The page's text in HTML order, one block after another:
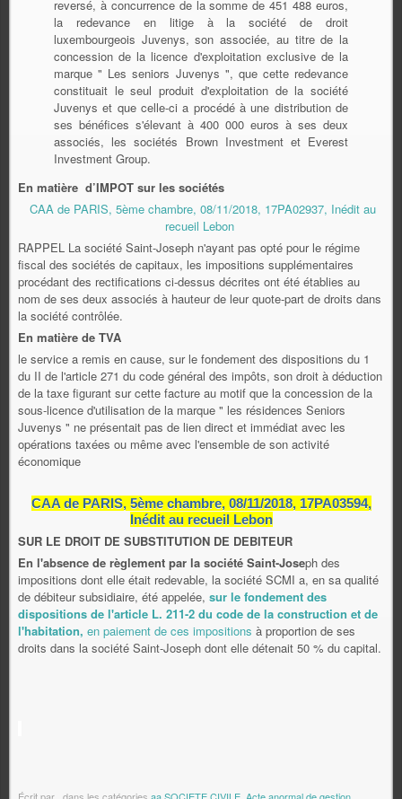
reversé, à concurrence de la somme de 451 488 euros,
la redevance en litige à la société de droit
luxembourgeois Juvenys, son associée, au titre de la
concession de la licence d'exploitation exclusive de la
marque " Les seniors Juvenys ", que cette redevance
constituait le seul produit d'exploitation de la société
Juvenys et que celle-ci a procédé à une distribution de
ses bénéfices s'élevant à 400 000 euros à ses deux
associés, les sociétés Brown Investment et Everest
Investment Group.
En matière d’IMPOT sur les sociétés
CAA de PARIS, 5ème chambre, 08/11/2018, 17PA02937, Inédit au
recueil Lebon
RAPPEL La société Saint-Joseph n'ayant pas opté pour le régime
fiscal des sociétés de capitaux, les impositions supplémentaires
procédant des rectifications ci-dessus décrites ont été établies au
nom de ses deux associés à hauteur de leur quote-part de droits dans
la société contrôlée.
En matière de TVA
le service a remis en cause, sur le fondement des dispositions du 1
du II de l'article 271 du code général des impôts, son droit à déduction
de la taxe figurant sur cette facture au motif que la concession de la
sous-licence d'utilisation de la marque " les résidences Seniors
Juvenys " ne présentait pas de lien direct et immédiat avec les
opérations taxées ou même avec l'ensemble de son activité
économique
CAA de PARIS, 5ème chambre, 08/11/2018, 17PA03594,
Inédit au recueil Lebon
SUR LE DROIT DE SUBSTITUTION DE DEBITEUR
En l'absence de règlement par la société Saint-Joseph des
impositions dont elle était redevable, la société SCMI a, en sa qualité
de débiteur subsidiaire, été appelée, sur le fondement des
dispositions de l'article L. 211-2 du code de la construction et de
l'habitation, en paiement de ces impositions à proportion de ses
droits dans la société Saint-Joseph dont elle détenait 50 % du capital.